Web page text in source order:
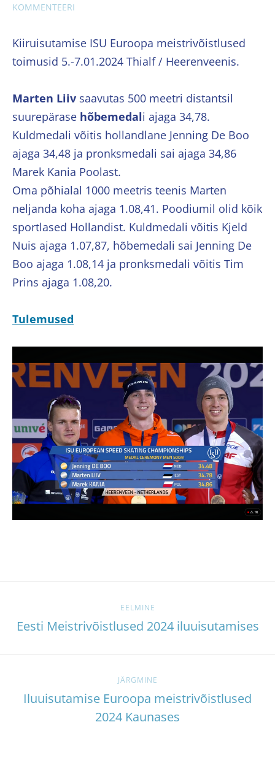
KOMMENTEERI
Kiiruisutamise ISU Euroopa meistrivõistlused
toimusid 5.-7.01.2024 Thialf / Heerenveenis.
Marten Liiv saavutas 500 meetri distantsil
suurepärase hõbemedali ajaga 34,78.
Kuldmedali võitis hollandlane Jenning De Boo
ajaga 34,48 ja pronksmedali sai ajaga 34,86
Marek Kania Poolast.
Oma põhialal 1000 meetris teenis Marten
neljanda koha ajaga 1.08,41. Poodiumil olid kõik
sportlased Hollandist. Kuldmedali võitis Kjeld
Nuis ajaga 1.07,87, hõbemedali sai Jenning De
Boo ajaga 1.08,14 ja pronksmedali võitis Tim
Prins ajaga 1.08,20.
Tulemused
EELMINE
Eesti Meistrivõistlused 2024 iluuisutamises
JÄRGMINE
Iluuisutamise Euroopa meistrivõistlused
2024 Kaunases